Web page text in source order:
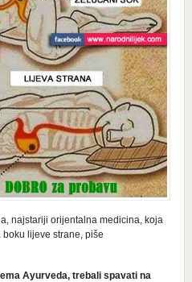
najstariji orijentalna medicina, koja
lijeve strane, piše
Ayurveda, trebali spavati na